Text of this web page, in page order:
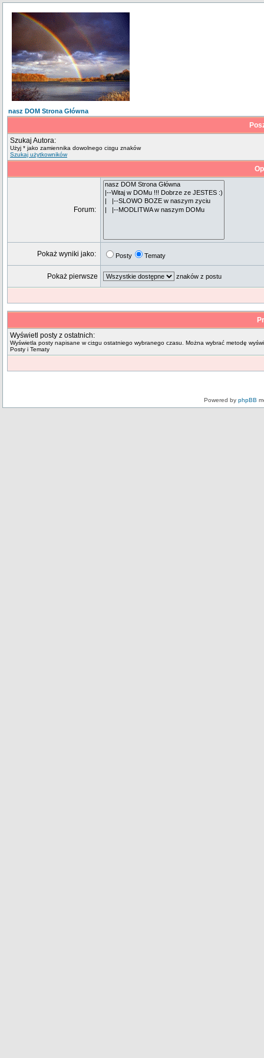
nasz DOM Strona Główna
Szukaj Autora:
Użyj * jako zamiennika dowolnego ci±gu znaków
Szukaj użytkowników
Forum:
Pokaż wyniki jako: Posty Tematy
Pokaż pierwsze znaków z postu
Wyświetl posty z ostatnich:
Wyświetla posty napisane w ci±gu ostatniego wybranego czasu. Można wybrać metodę
Posty i Tematy
Powered by phpBB